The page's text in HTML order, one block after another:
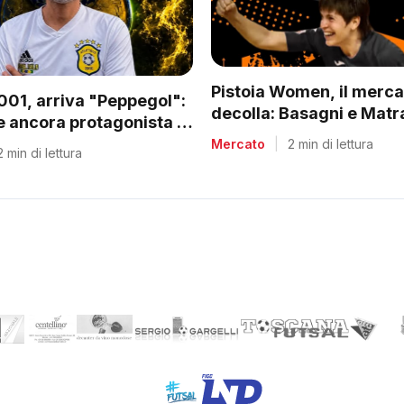
arriva "Peppegol":
ancora protagonista in
min di lettura
Pistoia Women, il
decolla: Basagni e
nuovo corso di Nico
Mercato 2 min di lettura